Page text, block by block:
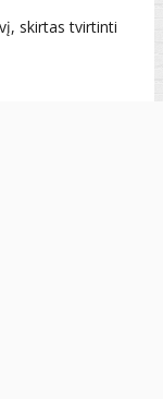
skirtas tvirtinti